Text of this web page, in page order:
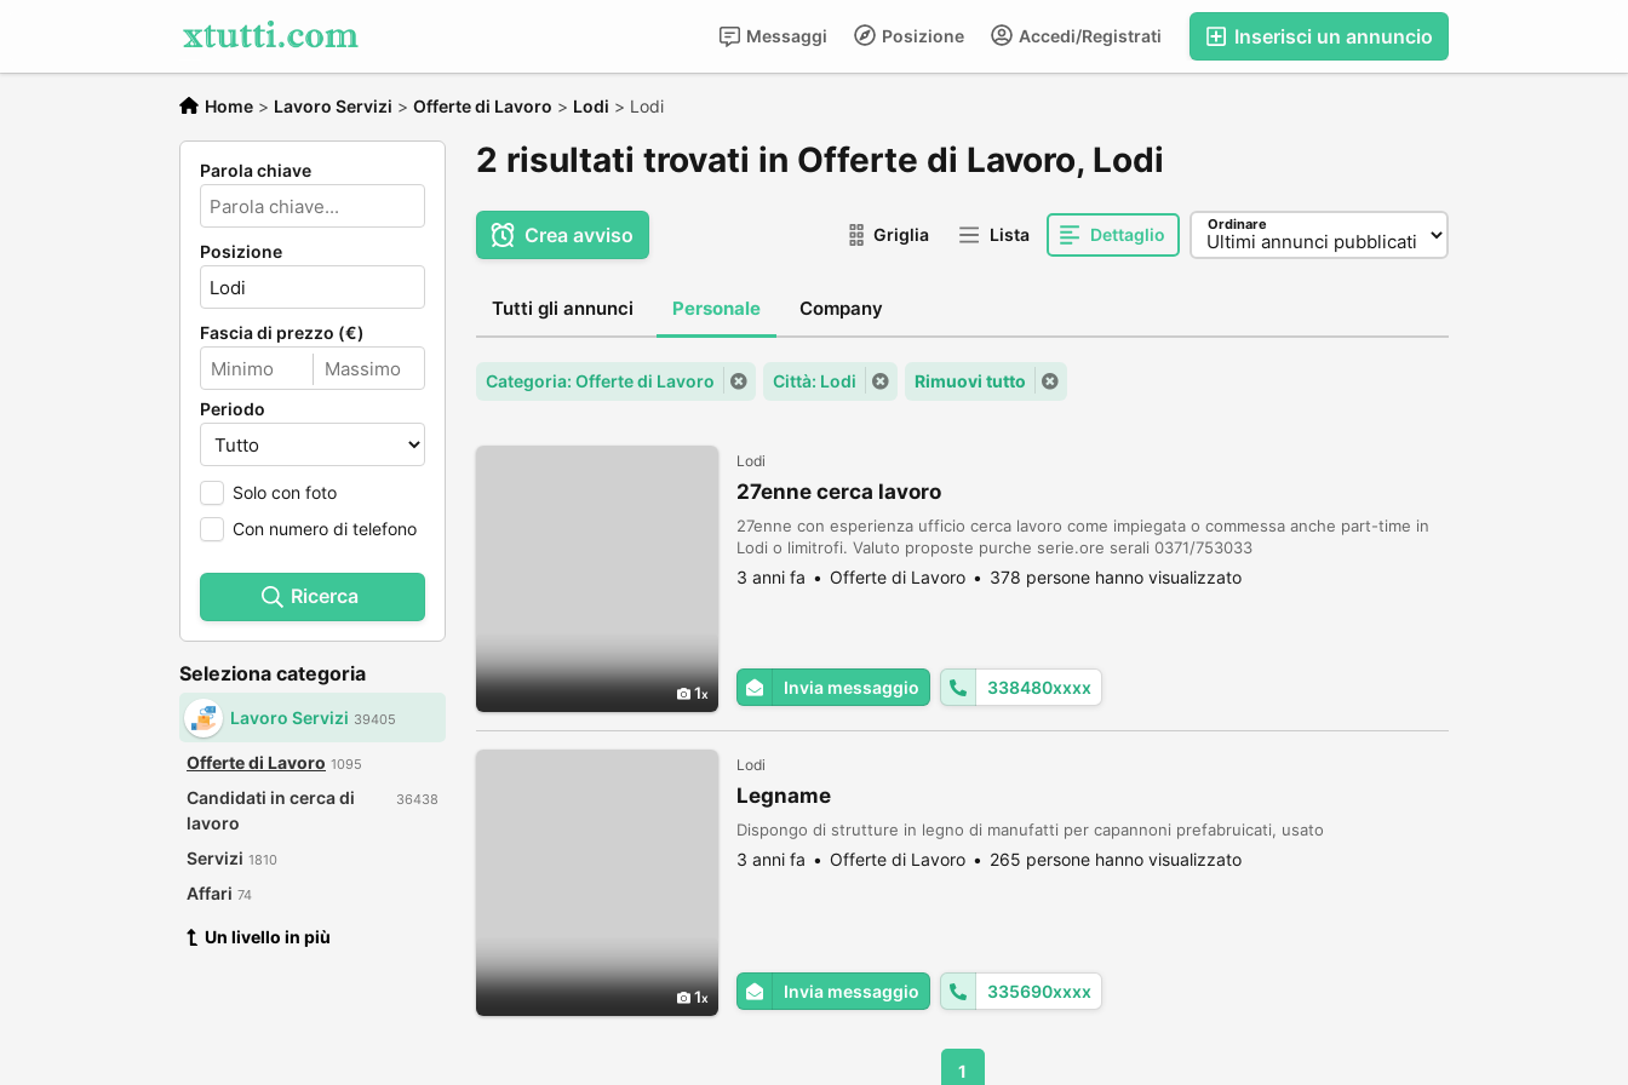
Inserisci un annuncio
Accedi/Registrati
Posizione
Messaggi
Home > Lavoro Servizi > Offerte di Lavoro > Lodi > Lodi
Parola chiave
Posizione
Fascia di prezzo (€)
Periodo
Solo con foto
Con numero di telefono
Ricerca
Seleziona categoria
Lavoro Servizi 39405
Offerte di Lavoro 1095
Candidati in cerca di
lavoro
36438
Servizi 1810
Affari 74
Un livello in più
2 risultati trovati in Offerte di Lavoro, Lodi
Crea avviso Griglia Lista Dettaglio Ordinare
Tutti gli annunci Personale Company
Categoria: Offerte di Lavoro Città: Lodi Rimuovi tutto
1
Lodi
27enne cerca lavoro
27enne con esperienza ufficio cerca lavoro come impiegata o commessa anche part-time in
Lodi o limitrofi. Valuto proposte purche serie.ore serali 0371/753033
3 anni fa Offerte di Lavoro 378 persone hanno visualizzato
Invia messaggio 338480xxxx
1
Lodi
Legname
Dispongo di strutture in legno di manufatti per capannoni prefabruicati, usato
3 anni fa Offerte di Lavoro 265 persone hanno visualizzato
Invia messaggio 335690xxxx
1